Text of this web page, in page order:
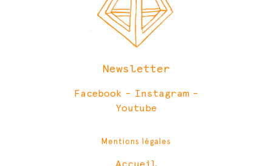
Newsletter
Facebook - Instagram-
Youtube
Mentions légales